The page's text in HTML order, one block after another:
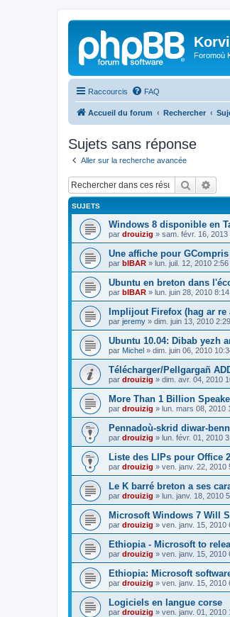
Foromoù
Raccourcis FAQ
Accueil du forum Rechercher
Sujets sans réponse
Aller sur la recherche avancée
SUJETS
Windows 8 disponible en
par drouizig » sam. févr. 16, 2013
Une affiche pour
par bIBAR » lun. juil. 12, 2010
Ubuntu en breton dans
par bIBAR » lun. juin 28, 2010
Implijout Firefox (hag ar
par jeremy » dim. juin 13, 2010
Ubuntu 10.04: Dibab yezh
par Michel » dim. juin 06, 2010
Télécharger/Pellgargañ
par drouizig » dim. avr. 04, 2010
More Than 1 Billion
par drouizig » lun. mars 08, 2010
Pennadoù-skrid diwar-
par drouizig » lun. févr. 01, 2010
Liste des LIPs pour Office
par drouizig » ven. janv. 22, 2010
Le K barré breton a ses
par drouizig » lun. janv. 18, 2010
Microsoft Windows 7 Will
par drouizig » ven. janv. 15, 2010
Ethiopia - Microsoft to
par drouizig » ven. janv. 15, 2010
Ethiopia: Microsoft
par drouizig » ven. janv. 15, 2010
Logiciels en langue corse
par drouizig » ven. janv. 01, 2010